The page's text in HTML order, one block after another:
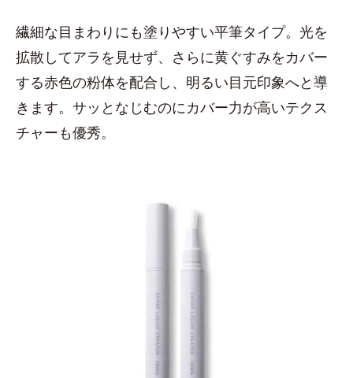
繊細な目まわりにも塗りやすい平筆タイプ。光を
拡散してアラを見せず、さらに黄ぐすみをカバー
する赤色の粉体を配合し、明るい目元印象へと導
きます。サッとなじむのにカバー力が高いテクス
チャーも優秀。